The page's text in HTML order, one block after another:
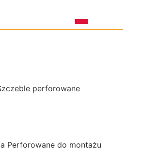
perforowane
Perforowane do montażu